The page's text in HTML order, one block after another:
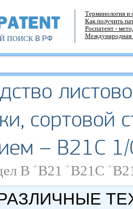
ПОИСКВ РФ
Терминология и
Как получить
Роспатент -
Международная
сортовой
– B21C
B B21 B21C